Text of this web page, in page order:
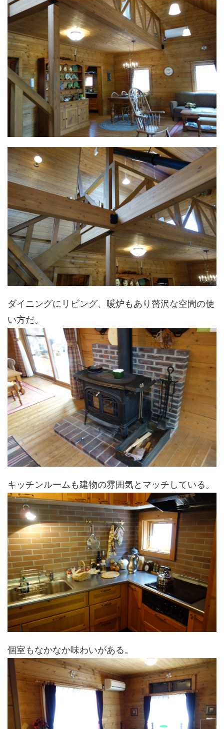
ダイニングにリビング、暖炉もあり贅沢な空間の使
い方だ。
キッチンルームも建物の雰囲気とマッチしている。
個室もなかなか味わいがある。